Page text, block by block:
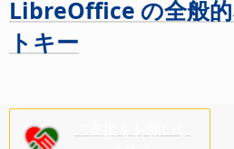
LibreOffice の全般
トキー